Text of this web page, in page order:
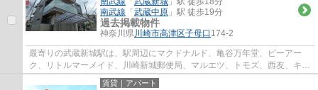
南武線 「 武蔵中原 」駅 徒歩19分
過去掲載物件
神奈川県川崎市高津区子母口 174-2
最寄りの武蔵新城駅は、駅周辺にマクドナルド、亀谷万年堂、ピーアー
ク、リトルマーメイド、川崎新城郵便局、マルエツ、トモズ、西友、キャ
ン★ドゥ、文教堂書店、コージーコーナーなど...
賃貸｜アパート